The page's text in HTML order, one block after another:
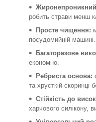
Жиронепроникний
робить страви менш
Просте чищення:
посудомийній машині.
Багаторазове
економно.
Ребриста основа:
та хрусткій скоринці
Стійкість до
харчового силікону,